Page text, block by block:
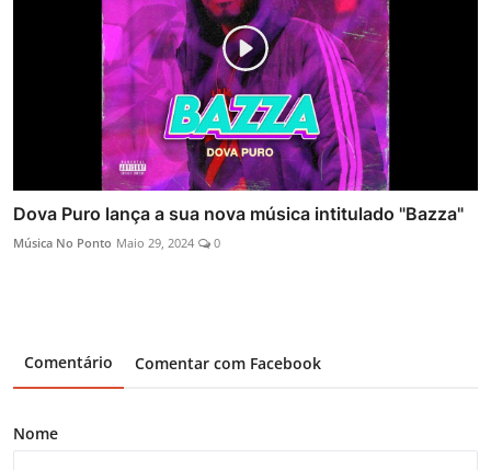
Dova Puro lança a sua nova música intitulado "Bazza"
Música No Ponto Maio 29, 2024 0
Comentário Comentar com Facebook
Nome